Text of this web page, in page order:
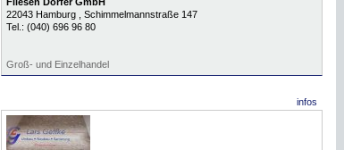
22043 Hamburg
, Schimmelmannstraße 147
Tel.: (040) 696 96 80
Groß- und Einzelhandel
infos